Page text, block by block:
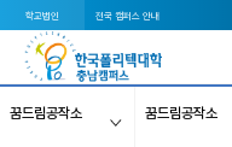
학교법인 전국 캠퍼스 안내
꿈드림공작소 꿈드림공작소